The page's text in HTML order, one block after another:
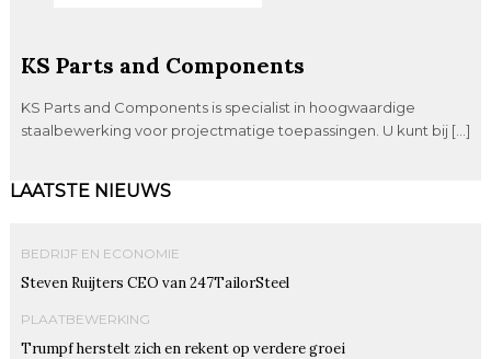
KS Parts and Components
KS Parts and Components is specialist in hoogwaardige
staalbewerking voor projectmatige toepassingen. U kunt bij […]
LAATSTE NIEUWS
BEDRIJF EN ECONOMIE
Steven Ruijters CEO van 247TailorSteel
PLAATBEWERKING
Trumpf herstelt zich en rekent op verdere groei